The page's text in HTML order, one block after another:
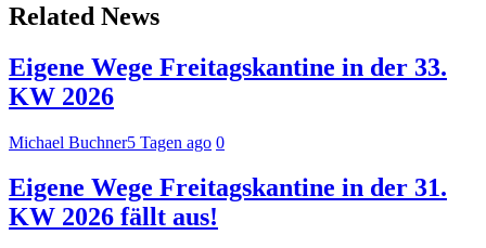
Related News
Eigene Wege Freitagskantine in der 33.
KW 2026
Michael Buchner5 Tagen ago 0
Eigene Wege Freitagskantine in der 31.
KW 2026 fällt aus!